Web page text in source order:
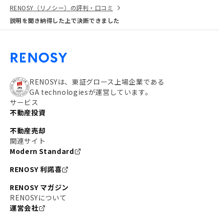
RENOSY（リノシー）の評判・口コミ
説明を聞き納得した上で決断できました
RENOSYは、東証グロース上場企業である
GA technologiesが運営しています。
サービス
不動産投資
不動産売却
関連サイト
Modern Standard
RENOSY 利諾喜
RENOSY マガジン
RENOSYについて
運営会社